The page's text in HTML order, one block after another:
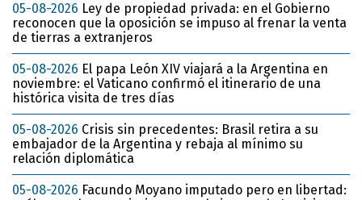
05-08-2026 Ley de propiedad privada: en el Gobierno
reconocen que la oposición se impuso al frenar la venta
de tierras a extranjeros
05-08-2026 El papa León XIV viajará a la Argentina en
noviembre: el Vaticano confirmó el itinerario de una
histórica visita de tres días
05-08-2026 Crisis sin precedentes: Brasil retira a su
embajador de la Argentina y rebaja al mínimo su
relación diplomática
05-08-2026 Facundo Moyano imputado pero en libertad: